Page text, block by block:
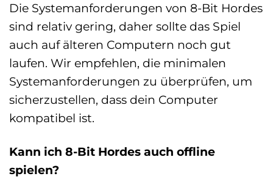
Die Systemanforderungen von 8-Bit Hordes
sind relativ gering, daher sollte das Spiel
auch auf älteren Computern noch gut
laufen. Wir empfehlen, die minimalen
Systemanforderungen zu überprüfen, um
sicherzustellen, dass dein Computer
kompatibel ist.
Kann ich 8-Bit Hordes auch offline
spielen?